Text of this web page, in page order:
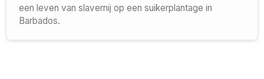
een leven van slavernij op een suikerplantage in
Barbados.